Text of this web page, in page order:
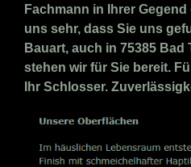
Fachmann in Ihrer
uns sehr, dass Sie uns
Bauart, auch in 75385 Bad
stehen wir für Sie bereit.
Ihr Schlosser.